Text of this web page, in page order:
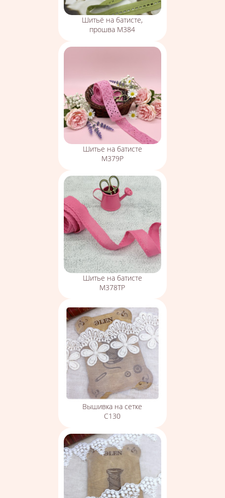
Шитьё на батисте,
прошва М384
Шитье на батисте
М379Р
Шитье на батисте
М378ТР
Вышивка на сетке
С130